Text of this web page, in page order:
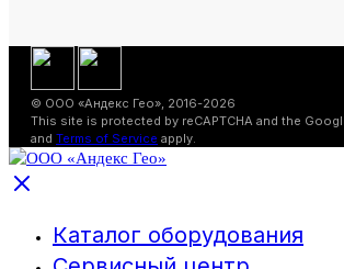
© ООО «Андекс Гео», 2016-2026
This site is protected by reCAPTCHA and the
and Terms of Service apply.
Каталог оборудования